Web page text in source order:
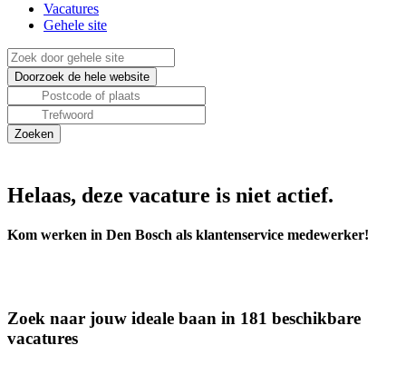
Vacatures
Gehele site
Helaas, deze vacature is niet actief.
Kom werken in Den Bosch als klantenservice medewerker!
Zoek naar jouw ideale baan in 181 beschikbare
vacatures